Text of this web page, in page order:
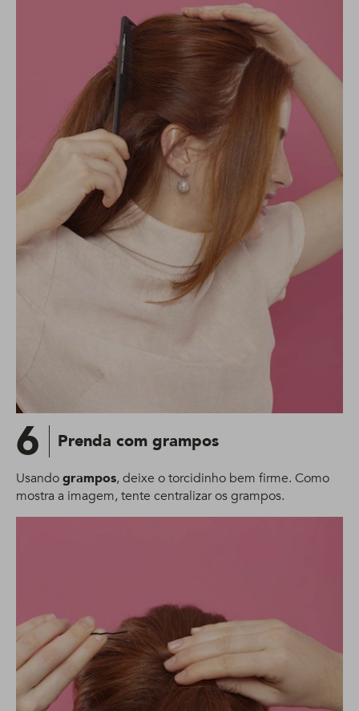
6 Prenda com grampos
Usandogrampos, deixe o torcidinho bem firme. Como
mostra a imagem, tente centralizar os grampos.